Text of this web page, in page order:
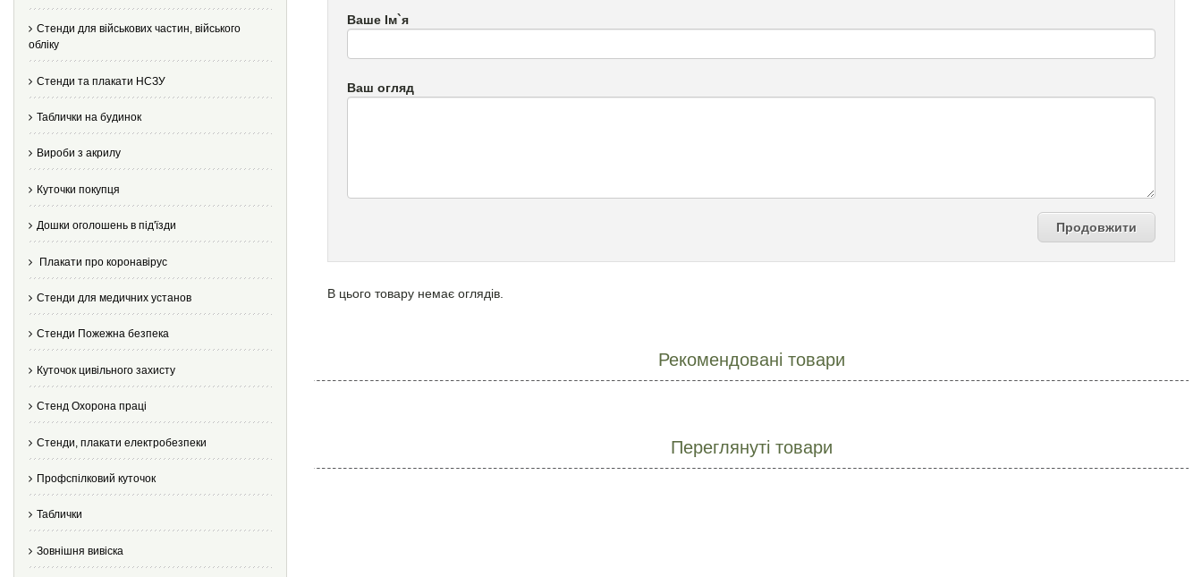
Стенди для військових частин, війського
обліку
Стенди та плакати НСЗУ
Таблички на будинок
Вироби з акрилу
Куточки покупця
Дошки оголошень в під'їзди
Плакати про коронавірус
Стенди для медичних установ
Стенди Пожежна безпека
Куточок цивільного захисту
Стенд Охорона праці
Стенди, плакати електробезпеки
Профспілковий куточок
Таблички
Зовнішня вивіска
Ваше Ім`я
Ваш огляд
Продовжити
В цього товару немає оглядів.
Рекомендовані товари
Переглянуті товари